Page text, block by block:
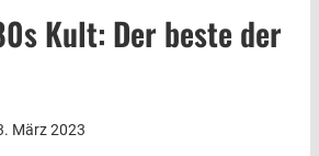
Kult: Der beste der
März 2023